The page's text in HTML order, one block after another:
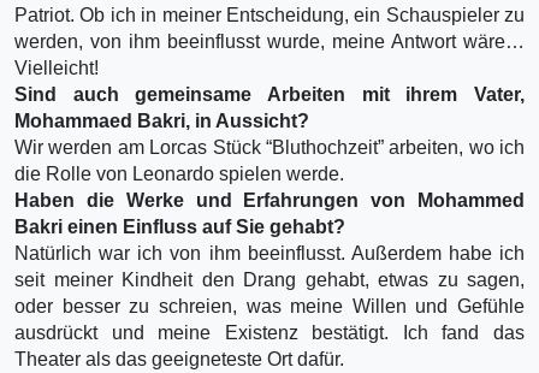
Patriot. Ob ich in meiner Entscheidung, ein Schauspieler zu
werden, von ihm beeinflusst wurde, meine Antwort wäre…
Vielleicht!
Sind auch gemeinsame Arbeiten mit ihrem Vater,
Mohammaed Bakri, in Aussicht?
Wir werden am Lorcas Stück “Bluthochzeit” arbeiten, wo ich
die Rolle von Leonardo spielen werde.
Haben die Werke und Erfahrungen von Mohammed
Bakri einen Einfluss auf Sie gehabt?
Natürlich war ich von ihm beeinflusst. Außerdem habe ich
seit meiner Kindheit den Drang gehabt, etwas zu sagen,
oder besser zu schreien, was meine Willen und Gefühle
ausdrückt und meine Existenz bestätigt. Ich fand das
Theater als das geeigneteste Ort dafür.